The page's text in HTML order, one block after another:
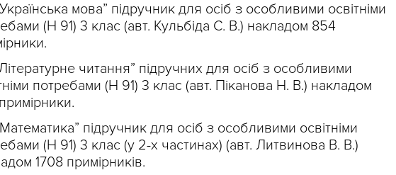
мова” підручник для осіб з особливими освітніми
(Н 91) 3 клас (авт. Кульбіда С. В.) накладом 854
читання” підручних для осіб з особливими
потребами (Н 91) 3 клас (авт. Піканова Н. В.) накладом
підручник для осіб з особливими освітніми
(Н 91) 3 клас (у 2-х частинах) (авт. Литвинова В. В.)
1708 примірників.